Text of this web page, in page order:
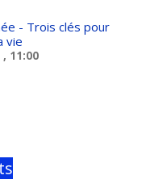
- Trois clés pour
vie
, 11:00